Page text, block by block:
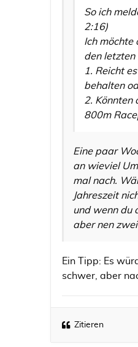
So ich
2:16)
Ich möchte
den letzten
1. Reicht
behalten
2. Könnten
800m
Eine paar
an wieviel
mal nach.
Jahreszeit
und wenn du
aber nen
Ein Tipp: Es
schwer, aber
Zitieren